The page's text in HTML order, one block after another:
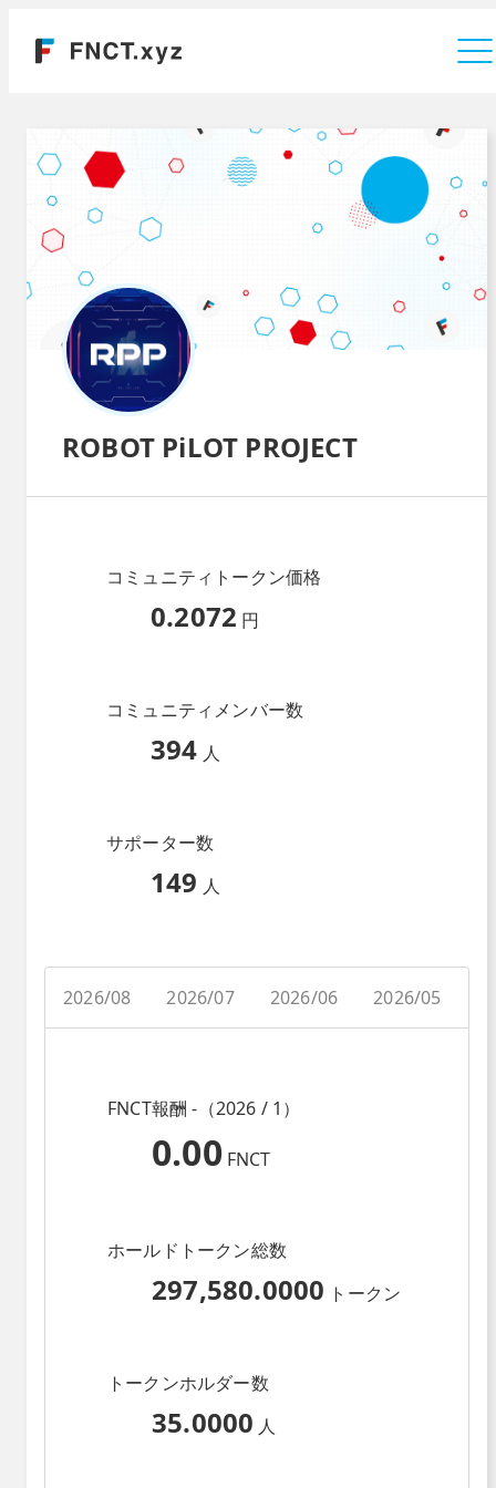
ROBOT PiLOT PROJECT
コミュニティトークン価格
0.2072 円
コミュニティメンバー数
394 人
サポーター数
149 人
2026/08 2026/07 2026/06 2026/05
FNCT報酬 -（2026 / 1）
0.00 FNCT
ホールドトークン総数
297,580.0000 トークン
トークンホルダー数
35.0000 人